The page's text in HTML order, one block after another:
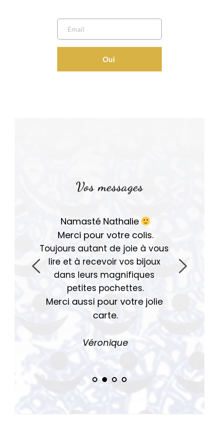
Oui
Vos messages
Namasté Nathalie
Merci pour votre colis.
Toujours autant de joie à vous
lire et à recevoir vos bijoux
dans leurs magnifiques
petites pochettes.
Merci aussi pour votre jolie
carte.
Véronique